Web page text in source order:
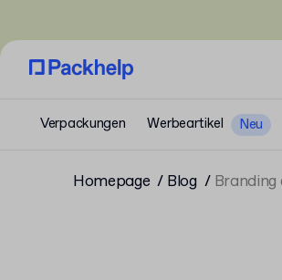
Verpackungen Werbeartikel Neu
Homepage Blog Branding